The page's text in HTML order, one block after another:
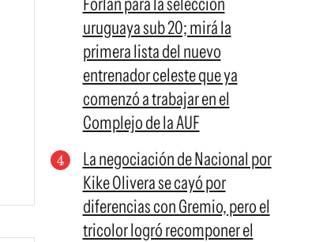
uruguaya sub 20; mirá la
primera lista del nuevo
entrenador celeste que ya
comenzó a trabajar en el
Complejo de la AUF
La negociación de Nacional por
Kike Olivera se cayó por
diferencias con Gremio, pero el
tricolor logró recomponer el